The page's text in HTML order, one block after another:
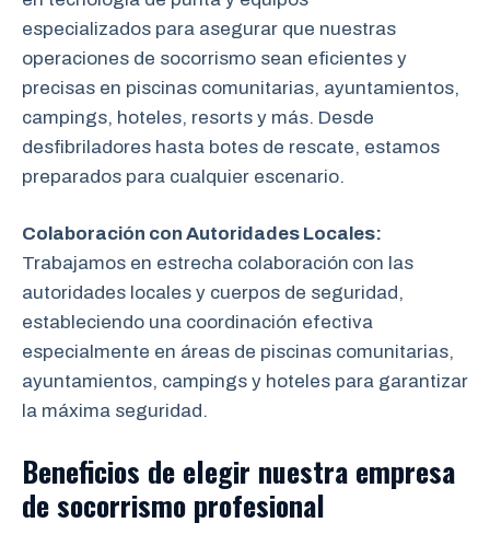
especializados para asegurar que nuestras
operaciones de socorrismo sean eficientes y
precisas en piscinas comunitarias, ayuntamientos,
campings, hoteles, resorts y más. Desde
desfibriladores hasta botes de rescate, estamos
preparados para cualquier escenario.
Colaboración con Autoridades Locales:
Trabajamos en estrecha colaboración con las
autoridades locales y cuerpos de seguridad,
estableciendo una coordinación efectiva
especialmente en áreas de piscinas comunitarias,
ayuntamientos, campings y hoteles para garantizar
la máxima seguridad.
Beneficios de elegir nuestra empresa
de socorrismo profesional